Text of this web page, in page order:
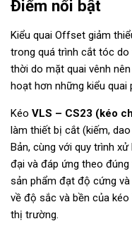
Điểm nổi bật
Kiểu quai Offset giảm
trong quá trình cắt tóc do
thời do mặt quai vênh
hoạt hơn những kiểu quai
Kéo VLS – CS23 (kéo
làm thiết bị cắt (kiếm,
Bản, cùng với quy trình
đại và đáp ứng theo
sản phẩm đạt độ cứng
về độ sắc và bền của
thị trường.